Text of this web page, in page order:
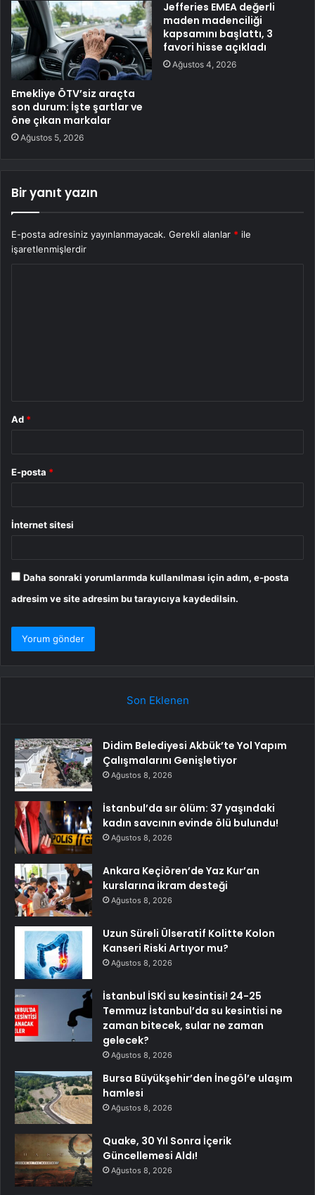
Emekliye ÖTV’siz araçta
son durum: İşte şartlar ve
öne çıkan markalar
Ağustos 5, 2026
Jefferies EMEA değerli
maden madenciliği
kapsamını başlattı, 3
favori hisse açıkladı
Ağustos 4, 2026
Bir yanıt yazın
E-posta adresiniz yayınlanmayacak. Gerekli alanlar * ile
işaretlenmişlerdir
Ad *
E-posta *
İnternet sitesi
Daha sonraki yorumlarımda kullanılması için adım, e-posta
adresim ve site adresim bu tarayıcıya kaydedilsin.
Son Eklenen
Didim Belediyesi Akbük’te Yol Yapım
Çalışmalarını Genişletiyor
Ağustos 8, 2026
İstanbul’da sır ölüm: 37 yaşındaki
kadın savcının evinde ölü bulundu!
Ağustos 8, 2026
Ankara Keçiören’de Yaz Kur’an
kurslarına ikram desteği
Ağustos 8, 2026
Uzun Süreli Ülseratif Kolitte Kolon
Kanseri Riski Artıyor mu?
Ağustos 8, 2026
İstanbul İSKİ su kesintisi! 24-25
Temmuz İstanbul’da su kesintisi ne
zaman bitecek, sular ne zaman
gelecek?
Ağustos 8, 2026
Bursa Büyükşehir’den İnegöl’e ulaşım
hamlesi
Ağustos 8, 2026
Quake, 30 Yıl Sonra İçerik
Güncellemesi Aldı!
Ağustos 8, 2026